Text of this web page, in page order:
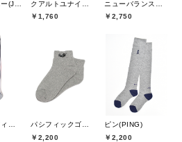
￥1,760
￥2,750
トミーヒルフィガーゴルフ(TOMMY HILFIGER GOLF)
パシフィックゴルフクラブ(Pacific GOLF CLUB)
￥2,200
ピン(PING)
￥2,200